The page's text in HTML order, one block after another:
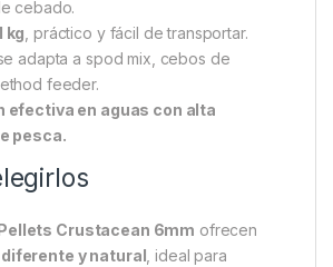
cebado.
kg , práctico y fácil de transportar.
adapta a spod mix, cebos de
feeder.
efectiva en aguas con alta
pesca.
Crustacean 6mm ofrecen
y natural , ideal para